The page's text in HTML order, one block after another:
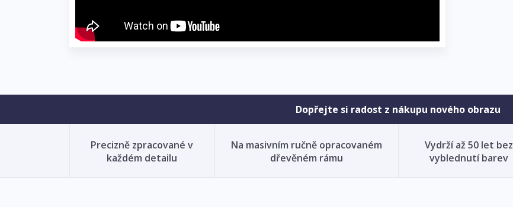
Dopřejte si radost z nákupu nového obrazu
Precizně zpracované v
každém detailu
Na masivním ručně opracovaném
dřevěném rámu
Vydrží až 50 let bez
vyblednutí barev